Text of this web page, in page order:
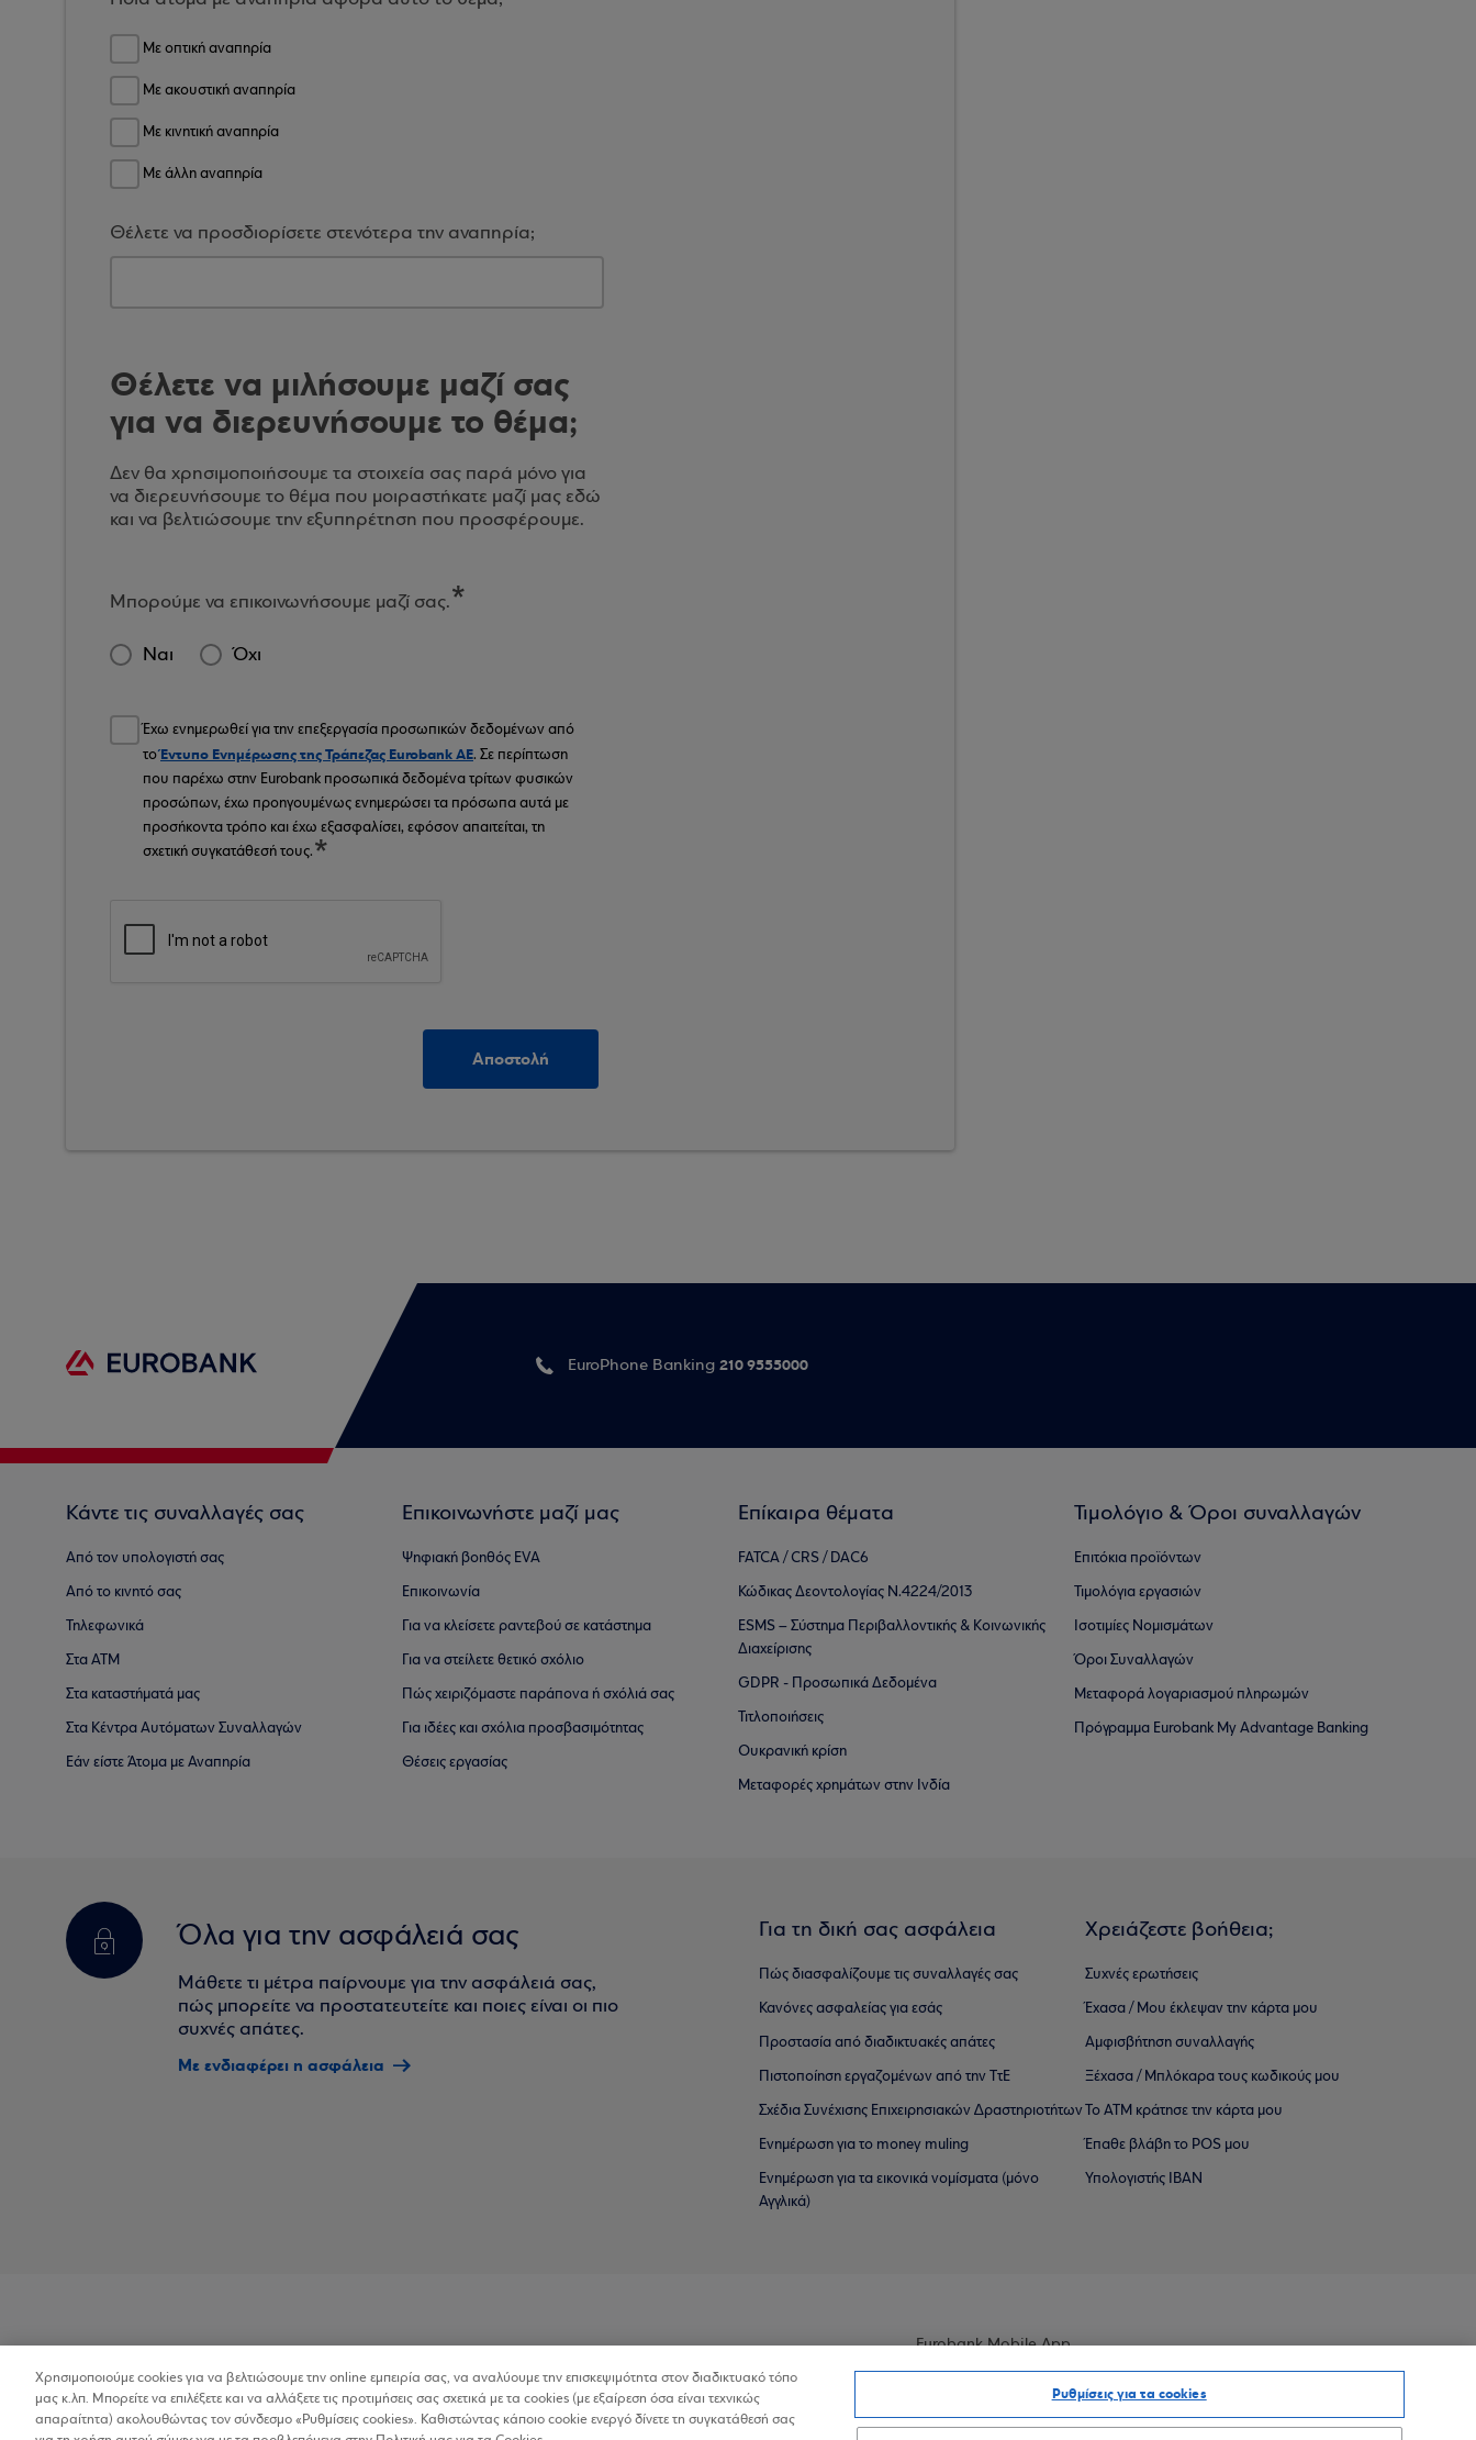
Με οπτική αναπηρία
Με ακουστική αναπηρία
Με κινητική αναπηρία
Με άλλη αναπηρία
Θέλετε να προσδιορίσετε στενότερα την αναπηρία;
Θέλετε να μιλήσουμε μαζί σας
για να διερευνήσουμε το θέμα;
Δεν θα χρησιμοποιήσουμε τα στοιχεία σας παρά μόνο για
να διερευνήσουμε το θέμα που μοιραστήκατε μαζί μας εδώ
και να βελτιώσουμε την εξυπηρέτηση που προσφέρουμε.
Μπορούμε να επικοινωνήσουμε μαζί σας.
Ναι Όχι
Έχω ενημερωθεί για την επεξεργασία προσωπικών δεδομένων από
τοΈντυπο Ενημέρωσης της Τράπεζας Eurobank ΑΕ. Σε περίπτωση
που παρέχω στην Eurobank προσωπικά δεδομένα τρίτων φυσικών
προσώπων, έχω προηγουμένως ενημερώσει τα πρόσωπα αυτά με
προσήκοντα τρόπο και έχω εξασφαλίσει, εφόσον απαιτείται, τη
σχετική συγκατάθεσή τους.
EuroPhone Banking 210 9555000
Κάντε τις συναλλαγές σας
Από τον υπολογιστή σας
Από το κινητό σας
Τηλεφωνικά
Στα ΑΤΜ
Στα καταστήματά μας
Στα Κέντρα Αυτόματων Συναλλαγών
Εάν είστε Άτομα με Αναπηρία
Επικοινωνήστε μαζί μας
Ψηφιακή βοηθός EVA
Επικοινωνία
Για να κλείσετε ραντεβού σε κατάστημα
Για να στείλετε θετικό σχόλιο
Πώς χειριζόμαστε παράπονα ή σχόλιά σας
Για ιδέες και σχόλια προσβασιμότητας
Θέσεις εργασίας
Επίκαιρα θέματα
FATCA / CRS / DAC6
Κώδικας Δεοντολογίας Ν.4224/2013
ESMS – Σύστημα Περιβαλλοντικής & Κοινωνικής
Διαχείρισης
GDPR - Προσωπικά Δεδομένα
Τιτλοποιήσεις
Ουκρανική κρίση
Μεταφορές χρημάτων στην Ινδία
Τιμολόγιο & Όροι συναλλαγών
Επιτόκια προϊόντων
Τιμολόγια εργασιών
Ισοτιμίες Νομισμάτων
Όροι Συναλλαγών
Μεταφορά λογαριασμού πληρωμών
Πρόγραμμα Eurobank My Advantage Banking
Όλα για την ασφάλειά σας
Μάθετε τι μέτρα παίρνουμε για την ασφάλειά σας,
πώς μπορείτε να προστατευτείτε και ποιες είναι οι πιο
συχνές απάτες.
Με ενδιαφέρει η ασφάλεια
Για τη δική σας ασφάλεια
Πώς διασφαλίζουμε τις συναλλαγές σας
Κανόνες ασφαλείας για εσάς
Προστασία από διαδικτυακές απάτες
Πιστοποίηση εργαζομένων από την ΤτΕ
Σχέδια Συνέχισης Επιχειρησιακών ∆ραστηριοτήτων
Ενημέρωση για το money muling
Ενημέρωση για τα εικονικά νομίσματα (μόνο
Αγγλικά)
Χρειάζεστε βοήθεια;
Συχνές ερωτήσεις
Έχασα / Μου έκλεψαν την κάρτα μου
Αμφισβήτηση συναλλαγής
Ξέχασα / Μπλόκαρα τους κωδικούς μου
Το ΑΤΜ κράτησε την κάρτα μου
Έπαθε βλάβη το POS μου
Υπολογιστής IBAN
Προσβασιμότητα
Eurobank Mobile App
Χρησιμοποιούμε cookies για να βελτιώσουμε την online εμπειρία σας, να αναλύουμε την επισκεψιμότητα στον διαδικτυακό τόπο
μας κ.λπ. Μπορείτε να επιλέξετε και να αλλάξετε τις προτιμήσεις σας σχετικά με τα cookies (με εξαίρεση όσα είναι τεχνικώς
απαραίτητα) ακολουθώντας τον σύνδεσμο «Ρυθμίσεις cookies». Καθιστώντας κάποιο cookie ενεργό δίνετε τη συγκατάθεσή σας
Ρυθμίσεις για τα cookies